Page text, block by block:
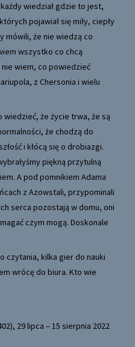
wiedział gdzie to jest,
pojawiał się miły, ciepły
mówili, że nie wiedzą co
wszystko co chcą
nie wiem, co powiedzieć
z Chersonia i wielu
wiedzieć, że życie trwa, że są
że chodzą do
i kłócą się o drobiazgi.
piękną przytulną
A pod pomnikiem Adama
z Azowstali, przypominali
serca pozostają w domu, oni
czym mogą. Doskonale
czytania, kilka gier do nauki
wrócę do biura. Kto wie
29 lipca – 15 sierpnia 2022